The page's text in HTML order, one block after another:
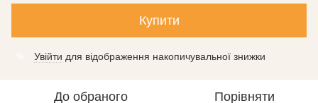
Купити
Увійти для відображення накопичувальної знижки
До обраного Порівняти